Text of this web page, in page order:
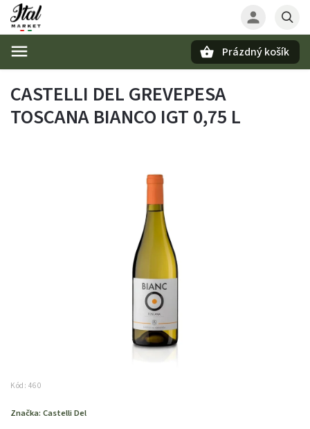
Prázdný košík
CASTELLI DEL GREVEPESA
TOSCANA BIANCO IGT 0,75 L
Kód: 460
Značka: Castelli Del